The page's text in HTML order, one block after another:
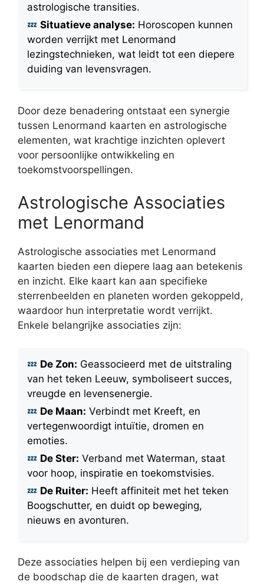
astrologische transities.
Situatieve analyse: Horoscopen kunnen
worden verrijkt met Lenormand
lezingstechnieken, wat leidt tot een diepere
duiding van levensvragen.
Door deze benadering ontstaat een synergie
tussen Lenormand kaarten en astrologische
elementen, wat krachtige inzichten oplevert
voor persoonlijke ontwikkeling en
toekomstvoorspellingen.
Astrologische Associaties
met Lenormand
Astrologische associaties met Lenormand
kaarten bieden een diepere laag aan betekenis
en inzicht. Elke kaart kan aan specifieke
sterrenbeelden en planeten worden gekoppeld,
waardoor hun interpretatie wordt verrijkt.
Enkele belangrijke associaties zijn:
De Zon: Geassocieerd met de uitstraling
van het teken Leeuw, symboliseert succes,
vreugde en levensenergie.
De Maan: Verbindt met Kreeft, en
vertegenwoordigt intuïtie, dromen en
emoties.
De Ster: Verband met Waterman, staat
voor hoop, inspiratie en toekomstvisies.
De Ruiter: Heeft affiniteit met het teken
Boogschutter, en duidt op beweging,
nieuws en avonturen.
Deze associaties helpen bij een verdieping van
de boodschap die de kaarten dragen, wat